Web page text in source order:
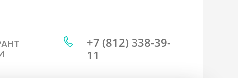
+7 (812) 338-39-
11